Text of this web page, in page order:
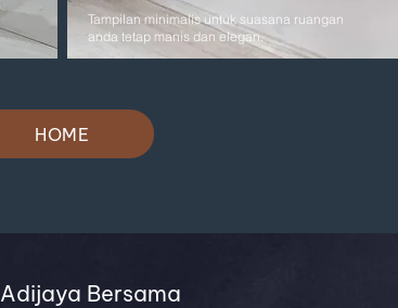
Tampilan minimalis untuk suasana ruangan
anda tetap manis dan elegan.
HOME
Bersama